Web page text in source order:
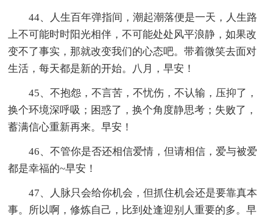
44、人生百年弹指间，潮起潮落便是一天，人生路
上不可能时时阳光相伴，不可能处处风平浪静，如果改
变不了事实，那就改变我们的心态吧。带着微笑去面对
生活，每天都是新的开始。八月，早安！
45、不抱怨，不言苦，不忧伤，不认输，压抑了，
换个环境深呼吸；困惑了，换个角度静思考；失败了，
蓄满信心重新再来。早安！
46、不管你是否还相信爱情，但请相信，爱与被爱
都是幸福的~早安！
47、人脉只会给你机会，但抓住机会还是要靠真本
事。所以啊，修炼自己，比到处逢迎别人重要的多。早